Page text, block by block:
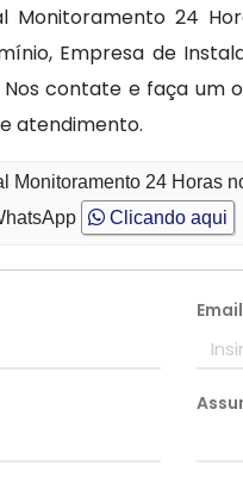
24
Empresa de
contate e faça
atendimento.
Monitoramento 24 Horas
Clicando aqui